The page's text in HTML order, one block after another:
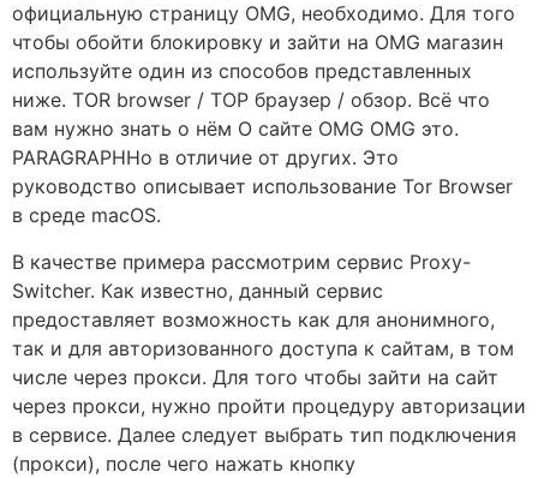
официальную страницу OMG, необходимо. Для того
чтобы обойти блокировку и зайти на OMG магазин
используйте один из способов представленных
ниже. TOR browser / ТОР браузер / обзор. Всё что
вам нужно знать о нём О сайте OMG OMG это.
PARAGRAPHНо в отличие от других. Это
руководство описывает использование Tor Browser
в среде macOS.
В качестве примера рассмотрим сервис Proxy-
Switcher. Как известно, данный сервис
предоставляет возможность как для анонимного,
так и для авторизованного доступа к сайтам, в том
числе через прокси. Для того чтобы зайти на сайт
через прокси, нужно пройти процедуру авторизации
в сервисе. Далее следует выбрать тип подключения
(прокси), после чего нажать кнопку